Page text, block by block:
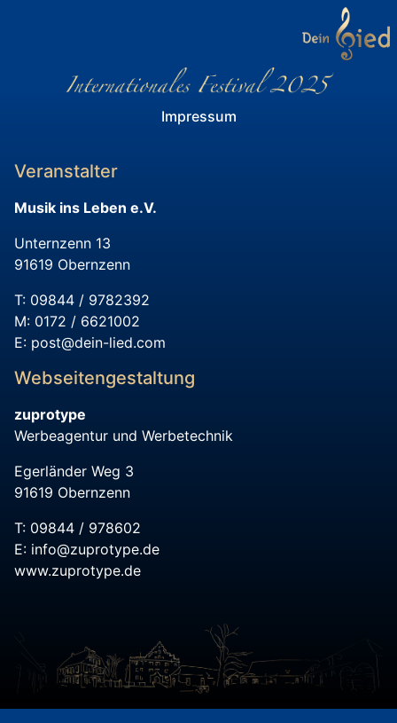
Impressum
Veranstalter
Musik ins Leben e.V.
Unternzenn 13
91619 Obernzenn
T: 09844 / 9782392
M: 0172 / 6621002
E: post@dein-lied.com
Webseitengestaltung
zuprotype
Werbeagentur und Werbetechnik
Egerländer Weg 3
91619 Obernzenn
T: 09844 / 978602
E: info@zuprotype.de
www.zuprotype.de